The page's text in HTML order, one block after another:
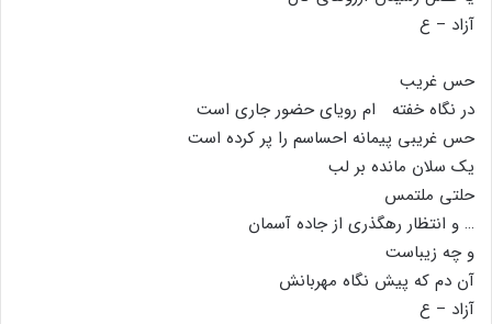
آزاد – ع
حس غریب
در نگاه خفته ام رویاى حضور جارى است
حس غریبى پیمانه احساسم را پر کرده است
یک سلان مانده بر لب
حلتى ملتمس
… و انتظار رهگذرى از جاده آسمان
و چه زیباست
آن دم که پیش نگاه مهربانش
آزاد – ع